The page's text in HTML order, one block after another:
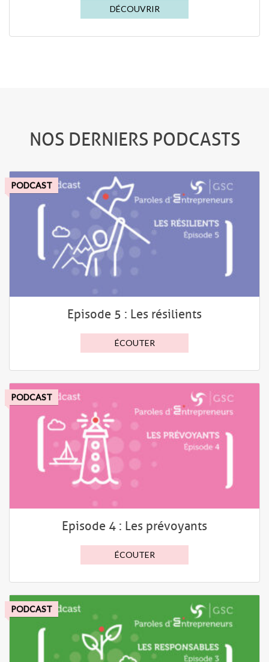
DÉCOUVRIR
NOS DERNIERS PODCASTS
PODCAST
Episode 5 : Les résilients
ÉCOUTER
PODCAST
Episode 4 : Les prévoyants
ÉCOUTER
PODCAST